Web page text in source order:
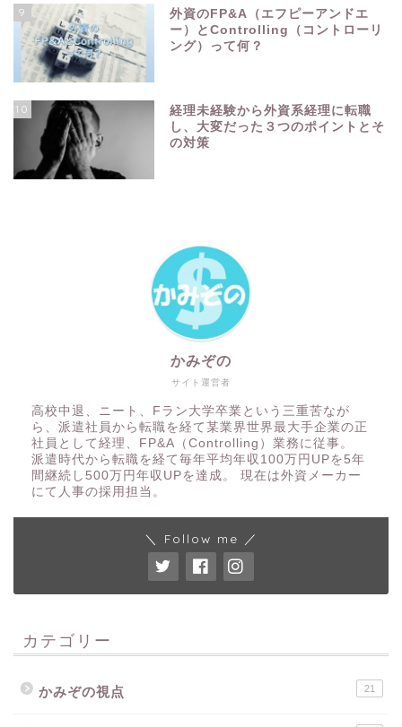
9
外資のFP&A（エフピーアンドエ
ー）とControlling（コントローリ
ング）って何？
10
経理未経験から外資系経理に転職
し、大変だった３つのポイントとそ
の対策
サイト運営者
かみぞの
高校中退、ニート、Fラン大学卒業という三重苦なが
ら、派遣社員から転職を経て某業界世界最大手企業の正
社員として経理、FP&A（Controlling）業務に従事。
派遣時代から転職を経て毎年平均年収100万円UPを5年
間継続し500万円年収UPを達成。 現在は外資メーカー
にて人事の採用担当。
＼ Follow me ／
カテゴリー
かみぞの視点 21